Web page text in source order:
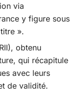
via
y figure sous
».
obtenu
qui récapitule
avec leurs
de validité.